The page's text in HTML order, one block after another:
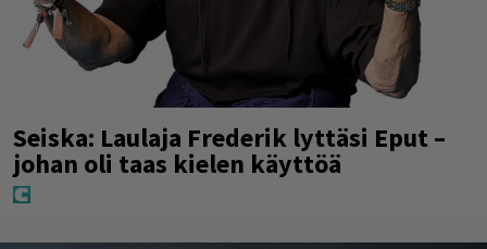
Seiska: Laulaja Frederik lyttäsi Eput –
johan oli taas kielen käyttöä